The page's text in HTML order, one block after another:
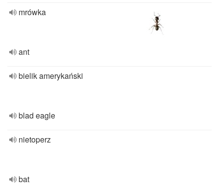
mrówka
ant
bielik amerykański
blad eagle
nietoperz
bat